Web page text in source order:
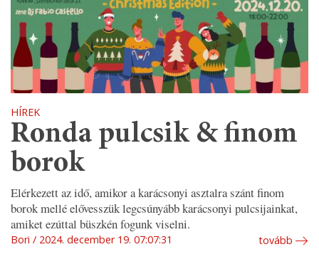
HÍREK
Ronda pulcsik & finom
borok
Elérkezett az idő, amikor a karácsonyi asztalra szánt finom
borok mellé elővesszük legcsúnyább karácsonyi pulcsijainkat,
amiket ezúttal büszkén fogunk viselni.
Bori 2024. december 19. 07:07:31 tovább